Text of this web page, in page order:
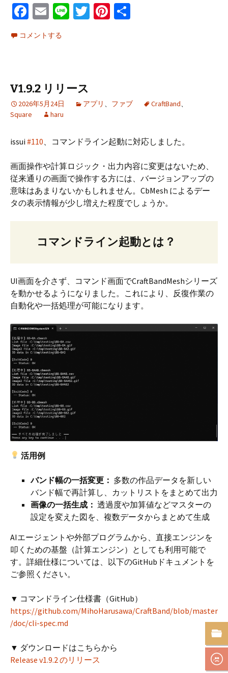
Fa
ce
b
k
E
m
ai
Li T
Pi
コメントする
V1.9.2 リリース
2026年5月24日 アプリ 、 ファブ CraftBand、
Square
haru
issui #110 、コマンドライン起動に対応しました。
画面操作や計算ロジック・出力内容に変更はないため、
従来通りの画面で操作する方には、バージョンアップの
意味はあまりないかもしれません。CbMesh によるデー
タの表示情報が少し増えた程度でしょうか。
コマンドライン起動とは？
UI画面を介さず、コマンド画面でCraftBandMeshシリーズ
を動かせるようになりました。これにより、反復作業の
自動化や一括処理が可能になります。
活用例
バンド幅の一括変更： 多数の作品データを新しい
バンド幅で再計算し、カットリストをまとめて出力
画像の一括生成： 透過度や加算値などマスターの
設定を変えた図を、複数データからまとめて生成
AIエージェントや外部プログラムから、直接エンジンを
叩くための基盤（計算エンジン）としても利用可能で
す。詳細仕様については、以下のGitHubドキュメントを
ご参照ください。
▼ コマンドライン仕様書（GitHub）
https://github.com/MihoHarusawa/CraftBand/blob/master
/doc/cli-spec.md
▼ ダウンロードはこちらから
Release v1.9.2 のリリース